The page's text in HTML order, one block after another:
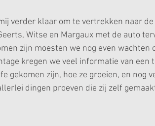
verder klaar om te vertrekken naar
Witse en Margaux met de auto
zijn moesten we nog even wachten
kregen we veel informatie van een
gekomen zijn, hoe ze groeien, en nog
dingen proeven die zij zelf